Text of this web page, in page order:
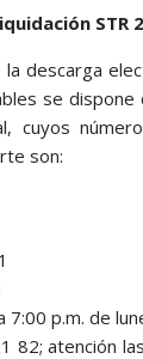
STR
descarga
se dispone
cuyos
son:
7:00 p.m. de
82; atención